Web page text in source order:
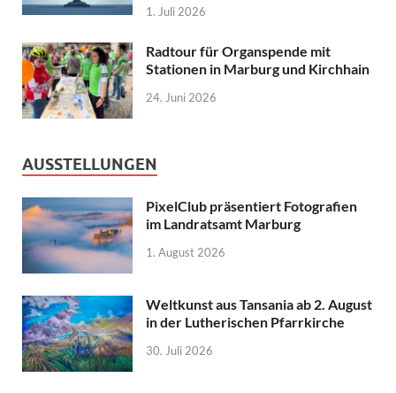
1. Juli 2026
Radtour für Organspende mit
Stationen in Marburg und Kirchhain
24. Juni 2026
AUSSTELLUNGEN
PixelClub präsentiert Fotografien
im Landratsamt Marburg
1. August 2026
Weltkunst aus Tansania ab 2. August
in der Lutherischen Pfarrkirche
30. Juli 2026